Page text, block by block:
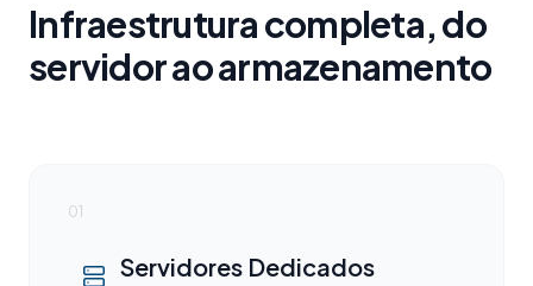
Infraestrutura completa, do
servidor ao armazenamento
01
Servidores Dedicados